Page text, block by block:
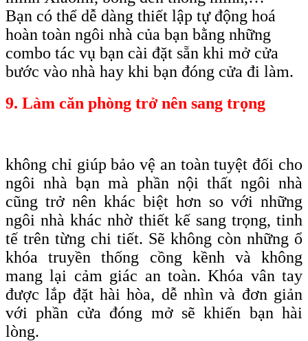
Bạn có thể dễ dàng thiết lập tự động hoá
hoàn toàn ngôi nhà của bạn bằng những
combo tác vụ bạn cài đặt sẵn khi mở cửa
bước vào nhà hay khi bạn đóng cửa đi làm.
9. Làm căn phòng trở nên sang trọng
không chỉ giúp bảo vệ an toàn tuyệt đối cho
ngôi nhà bạn mà phần nội thất ngôi nhà
cũng trở nên khác biệt hơn so với những
ngôi nhà khác nhờ thiết kế sang trọng, tinh
tế trên từng chi tiết. Sẽ không còn những ổ
khóa truyền thống cồng kềnh và không
mang lại cảm giác an toàn. Khóa vân tay
được lắp đặt hài hòa, dễ nhìn và đơn giản
với phần cửa đóng mở sẽ khiến bạn hài
lòng.